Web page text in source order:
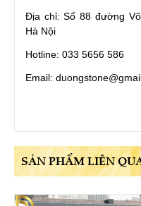
Địa chỉ: Số 88 đường
Hà Nội
Hotline: 033 5656 586
Email:
SẢN PHẨM LIÊN